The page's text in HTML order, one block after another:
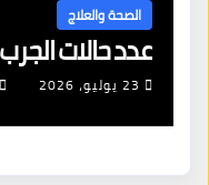
الصحة والعلاج
عدد حالات
23 يوليو، 2026